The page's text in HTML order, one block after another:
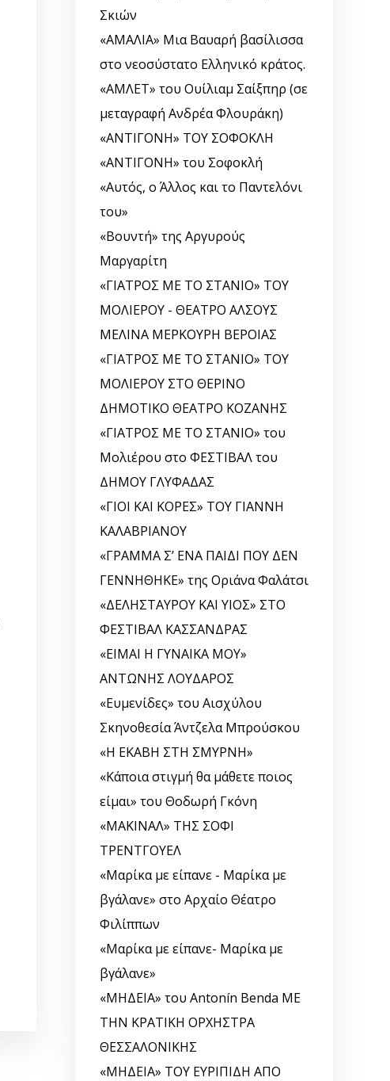
Σκιών
«ΑΜΑΛΙΑ» Μια Βαυαρή βασίλισσα
στο νεοσύστατο Ελληνικό κράτος.
«ΑΜΛΕΤ» του Ουίλιαμ Σαίξπηρ (σε
μεταγραφή Ανδρέα Φλουράκη)
«ΑΝΤΙΓΟΝΗ» ΤΟΥ ΣΟΦΟΚΛΗ
«ΑΝΤΙΓΟΝΗ» του Σοφοκλή
«Αυτός, o Άλλος και το Παντελόνι
του»
«Βουντή» της Αργυρούς
Μαργαρίτη
«ΓΙΑΤΡΟΣ ΜΕ ΤΟ ΣΤΑΝΙΟ» ΤΟΥ
ΜΟΛΙΕΡΟΥ - ΘΕΑΤΡΟ ΑΛΣΟΥΣ
ΜΕΛΙΝΑ ΜΕΡΚΟΥΡΗ ΒΕΡΟΙΑΣ
«ΓΙΑΤΡΟΣ ΜΕ ΤΟ ΣΤΑΝΙΟ» ΤΟΥ
ΜΟΛΙΕΡΟΥ ΣΤΟ ΘΕΡΙΝΟ
ΔΗΜΟΤΙΚΟ ΘΕΑΤΡΟ ΚΟΖΑΝΗΣ
«ΓΙΑΤΡΟΣ ΜΕ ΤΟ ΣΤΑΝΙΟ» του
Μολιέρου στο ΦΕΣΤΙΒΑΛ του
ΔΗΜΟΥ ΓΛΥΦΑΔΑΣ
«ΓΙΟΙ ΚΑΙ ΚΟΡΕΣ» ΤΟΥ ΓΙΑΝΝΗ
ΚΑΛΑΒΡΙΑΝΟΥ
«ΓΡΑΜΜΑ Σ’ ΕΝΑ ΠΑΙΔΙ ΠΟΥ ΔΕΝ
ΓΕΝΝΗΘΗΚΕ» της Οριάνα Φαλάτσι
«ΔΕΛΗΣΤΑΥΡΟΥ ΚΑΙ ΥΙΟΣ» ΣΤΟ
ΦΕΣΤΙΒΑΛ ΚΑΣΣΑΝΔΡΑΣ
«ΕΙΜΑΙ Η ΓΥΝΑΙΚΑ ΜΟΥ»
ΑΝΤΩΝΗΣ ΛΟΥΔΑΡΟΣ
«Ευμενίδες» του Αισχύλου
Σκηνοθεσία Άντζελα Μπρούσκου
«Η ΕΚΑΒΗ ΣΤΗ ΣΜΥΡΝΗ»
«Κάποια στιγμή θα μάθετε ποιος
είμαι» του Θοδωρή Γκόνη
«ΜΑΚΙΝΑΛ» ΤΗΣ ΣΟΦΙ
ΤΡΕΝΤΓΟΥΕΛ
«Μαρίκα με είπανε - Μαρίκα με
βγάλανε» στο Αρχαίο Θέατρο
Φιλίππων
«Μαρίκα με είπανε- Μαρίκα με
βγάλανε»
«ΜΗΔΕΙΑ» του Antonín Benda ΜΕ
ΤΗΝ ΚΡΑΤΙΚΗ ΟΡΧΗΣΤΡΑ
ΘΕΣΣΑΛΟΝΙΚΗΣ
«ΜΗΔΕΙΑ» ΤΟΥ ΕΥΡΙΠΙΔΗ ΑΠΟ